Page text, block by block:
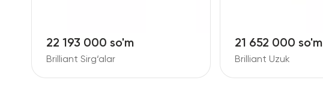
22 193 000 so'm
Brilliant Sirg‘alar
21 652 000 so'm
Brilliant Uzuk